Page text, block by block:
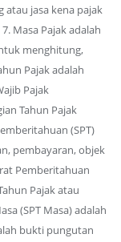
atau jasa kena pajak
Masa Pajak adalah
menghitung,
Pajak adalah
Pajak
Tahun Pajak
(SPT)
pembayaran, objek
Pemberitahuan
Pajak atau
(SPT Masa) adalah
bukti pungutan